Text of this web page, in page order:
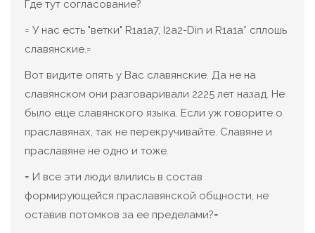
Где тут согласование?
= У нас есть "ветки" R1a1a7, I2a2-Din и R1a1a* сплошь
славянские.=
Вот видите опять у Вас славянские. Да не на
славянском они разговаривали 2225 лет назад. Не
было еще славянского языка. Если уж говорите о
праславянах, так не перекручивайте. Славяне и
праславяне не одно и тоже.
= И все эти люди влились в состав
формирующейся праславянской общности, не
оставив потомков за ее пределами?=